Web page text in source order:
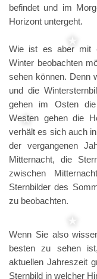
befindet und im
Horizont untergeht.
Wie ist es aber mit
Winter beobachten
sehen können. Denn
und die
gehen im Osten
Westen gehen die
verhält es sich auch
der vergangenen
Mitternacht, die
zwischen
Sternbilder des
zu beobachten.
Wenn Sie also
besten zu sehen
aktuellen Jahreszeit
Sternbild in welcher